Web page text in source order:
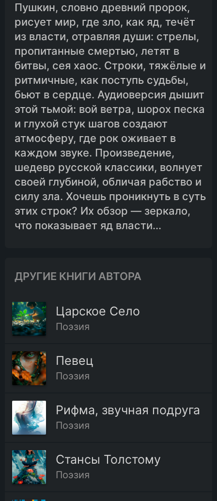
Пушкин, словно древний пророк,
рисует мир, где зло, как яд, течёт
из власти, отравляя души: стрелы,
пропитанные смертью, летят в
битвы, сея хаос. Строки, тяжёлые и
ритмичные, как поступь судьбы,
бьют в сердце. Аудиоверсия дышит
этой тьмой: вой ветра, шорох песка
и глухой стук шагов создают
атмосферу, где рок оживает в
каждом звуке. Произведение,
шедевр русской классики, волнует
своей глубиной, обличая рабство и
силу зла. Хочешь проникнуть в суть
этих строк? Их обзор — зеркало,
что показывает яд власти...
ДРУГИЕ КНИГИ АВТОРА
Царское Село
Поэзия
Певец
Поэзия
Рифма, звучная подруга
Поэзия
Стансы Толстому
Поэзия